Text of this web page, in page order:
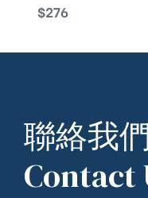
$276
聯絡我
Contact